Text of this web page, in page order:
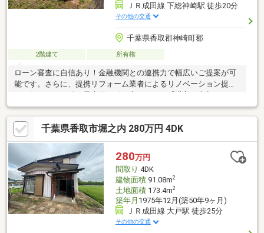
ＪＲ成田線 下総神崎駅 徒歩20分
その他の交通
千葉県香取郡神崎町郡
2階建て 所有権
ローン審査に自信あり！金融機関との連携力で幅広いご提案が可
能です。さらに、提携リフォーム業者によるリノベーション提案
ォーム」すべて当社にお任せください。
千葉県香取市堀之内 280万円 4DK
280万円
間取り 4DK
建物面積91.08m2
土地面積173.4m2
築年月 1975年12月(築50年9ヶ月)
ＪＲ成田線 大戸駅 徒歩25分
その他の交通